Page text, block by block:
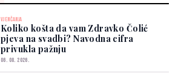
VJENČANJA
Koliko košta da vam Zdravko Čolić
pjeva na svadbi? Navodna cifra
privukla pažnju
06. 08. 2026.